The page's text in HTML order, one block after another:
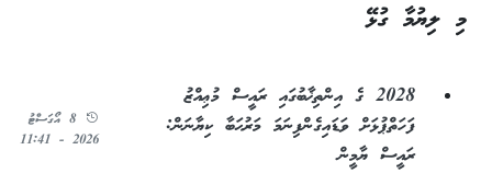
މި ލިޔުމާ ގުޅޭ
2028 ގެ އިންތިޚާބުގައި ރައީސް މުޢިއްޒު
ފަހަތްޕުޅަށް ވަޑައިގެންފިނަމަ މަރުޙަބާ ކިޔާނަން:
ރައީސް ޔާމީން
8 އޯގަސްޓު
2026 - 11:41